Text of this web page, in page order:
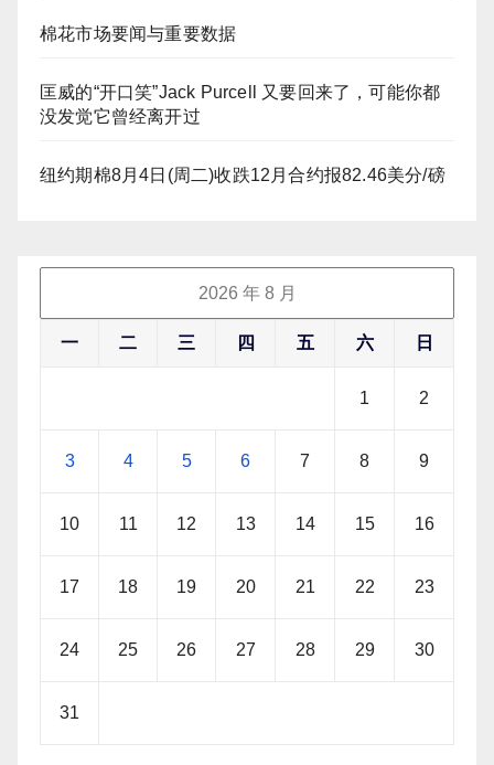
棉花市场要闻与重要数据
匡威的“开口笑”Jack Purcell 又要回来了，可能你都
没发觉它曾经离开过
纽约期棉8月4日(周二)收跌12月合约报82.46美分/磅
2026 年 8 月
一 二 三 四 五 六 日
1 2
3 4 5 6 7 8 9
10 11 12 13 14 15 16
17 18 19 20 21 22 23
24 25 26 27 28 29 30
31